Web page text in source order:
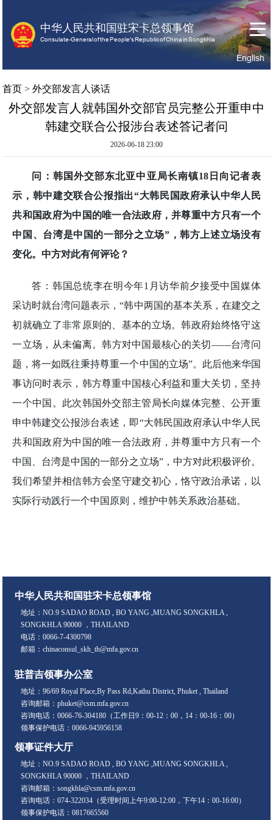
中华人民共和国驻宋卡总领事馆
Consulate-General of the People's Republic of China in Songkhla
我
们
服
English
首页 >外交部发言人谈话
外交部发言人就韩国外交部官员完整公开重申中
韩建交联合公报涉台表述答记者问
2026-06-18 23:00
问：韩国外交部东北亚中亚局长南镇18日向记者表
示，韩中建交联合公报指出“大韩民国政府承认中华人民
共和国政府为中国的唯一合法政府，并尊重中方只有一个
中国、台湾是中国的一部分之立场”，韩方上述立场没有
变化。中方对此有何评论？
答：韩国总统李在明今年1月访华前夕接受中国媒体
采访时就台湾问题表示，“韩中两国的基本关系，在建交之
初就确立了非常原则的、基本的立场。韩政府始终恪守这
一立场，从未偏离。韩方对中国最核心的关切——台湾问
题，将一如既往秉持尊重一个中国的立场”。此后他来华国
事访问时表示，韩方尊重中国核心利益和重大关切，坚持
一个中国。此次韩国外交部主管局长向媒体完整、公开重
申中韩建交公报涉台表述，即“大韩民国政府承认中华人民
共和国政府为中国的唯一合法政府，并尊重中方只有一个
中国、台湾是中国的一部分之立场”，中方对此积极评价。
我们希望并相信韩方会坚守建交初心，恪守政治承诺，以
实际行动践行一个中国原则，维护中韩关系政治基础。
中华人民共和国驻宋卡总领事馆
地址：NO.9 SADAO ROAD , BO YANG ,MUANG SONGKHLA ,
SONGKHLA 90000 ，THAILAND
电话：0066-7-4300798
邮箱：chinaconsul_skh_th@mfa.gov.cn
驻普吉领事办公室
地址：96/69 Royal Place,By Pass Rd,Kathu District, Phuket , Thailand
咨询邮箱：phuket@csm.mfa.gov.cn
咨询电话：0066-76-304180（工作日9：00-12：00，14：00-16：00）
领事保护电话：0066-945956158
领事证件大厅
地址：NO.9 SADAO ROAD , BO YANG ,MUANG SONGKHLA ,
SONGKHLA 90000 ，THAILAND
咨询邮箱：songkhla@csm.mfa.gov.cn
咨询电话：074-322034（受理时间上午9:00-12:00，下午14：00-16:00）
领事保护电话：0817665560